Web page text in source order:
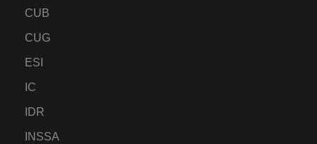
CUB
CUG
ESI
IC
IDR
INSSA